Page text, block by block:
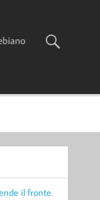
il fronte.